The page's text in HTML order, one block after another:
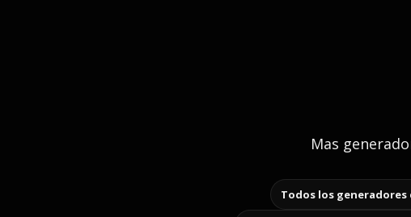
Mas
Todos los generadores